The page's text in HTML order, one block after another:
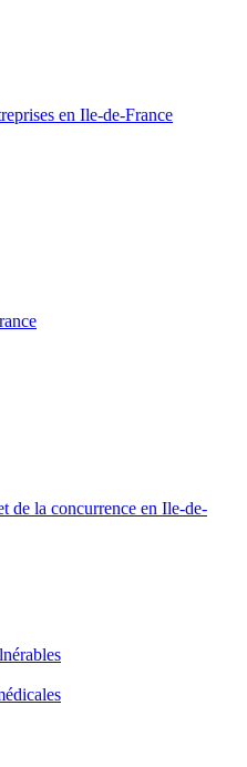
en Ile-de-France
de la concurrence en Ile-de-